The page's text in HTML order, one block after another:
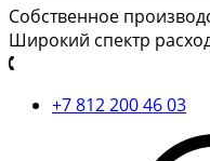
Собственное
Широкий спектр
+7 812 200 46 03